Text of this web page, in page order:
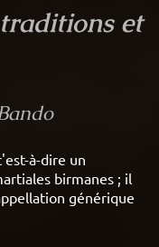
et
à-dire un
birmanes ; il
générique